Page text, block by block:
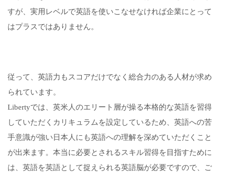
すが、実用レベルで英語を使いこなせなければ企業にとって
はプラスではありません。
従って、英語力もスコアだけでなく総合力のある人材が求め
られています。
Libertyでは、英米人のエリート層が操る本格的な英語を習得
していただくカリキュラムを設定しているため、英語への苦
手意識が強い日本人にも英語への理解を深めていただくこと
が出来ます。本当に必要とされるスキル習得を目指すために
は、英語を英語として捉えられる英語脳が必要ですので、ご